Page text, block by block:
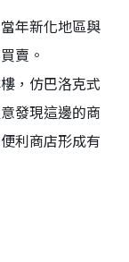
年新化地區與
賣。
，仿巴洛克式
發現這邊的商
利商店形成有